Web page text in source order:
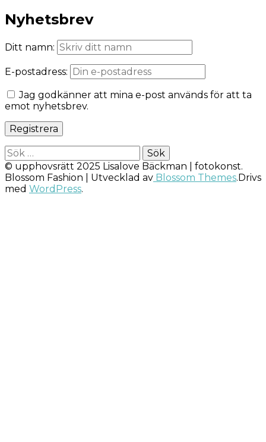
Nyhetsbrev
Ditt namn:
E-postadress:
Jag godkänner att mina e-post används för att ta
emot nyhetsbrev.
Sök
efter:
© upphovsrätt 2025 Lisalove Bäckman | fotokonst.
Blossom Fashion | Utvecklad av Blossom Themes.Drivs
med WordPress.